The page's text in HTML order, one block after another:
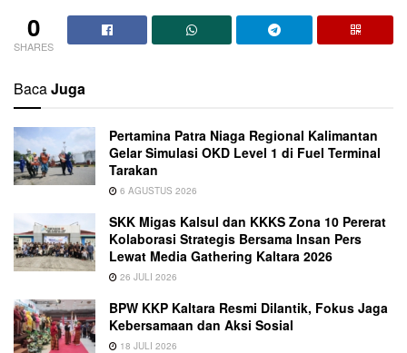
0
SHARES
BacaJuga
Pertamina Patra Niaga Regional Kalimantan
Gelar Simulasi OKD Level 1 di Fuel Terminal
Tarakan
6 AGUSTUS 2026
SKK Migas Kalsul dan KKKS Zona 10 Pererat
Kolaborasi Strategis Bersama Insan Pers
Lewat Media Gathering Kaltara 2026
26 JULI 2026
BPW KKP Kaltara Resmi Dilantik, Fokus Jaga
Kebersamaan dan Aksi Sosial
18 JULI 2026